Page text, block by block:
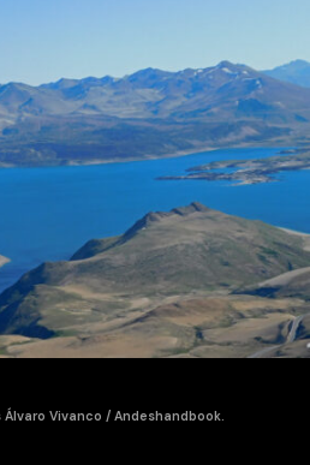
Vivanco / Andeshandbook.